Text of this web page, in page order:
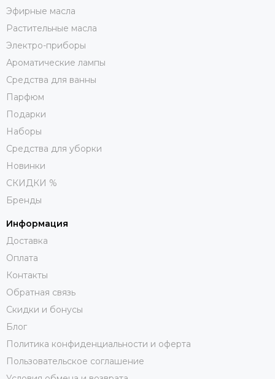
Эфирные масла
Растительные масла
Электро-приборы
Ароматические лампы
Средства для ванны
Парфюм
Подарки
Наборы
Средства для уборки
Новинки
СКИДКИ %
Бренды
Информация
Доставка
Оплата
Контакты
Обратная связь
Скидки и бонусы
Блог
Политика конфиденциальности и оферта
Пользовательское соглашение